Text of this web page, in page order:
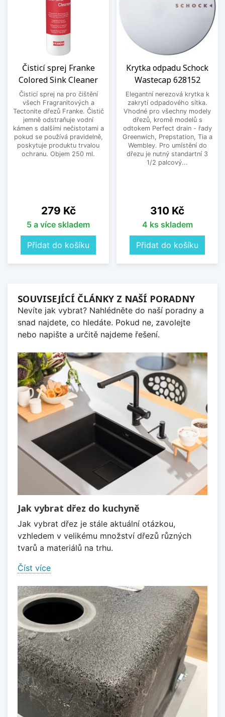
Čisticí sprej Franke
Colored Sink Cleaner
Čisticí sprej na pro čištění
všech Fragranitových a
Tectonite dřezů Franke. Čistič
jemně odstraňuje vodní
kámen s dalšími nečistotami a
pokud se používá pravidelně,
poskytuje produktu trvalou
ochranu. Objem 250 ml.
Cena
279 Kč
5 a více skladem
Přidat do košíku
Krytka odpadu Schock
Wastecap 628152
Elegantní nerezová krytka k
zakrytí odpadového sítka.
Vhodné pro všechny modely
dřezů, kromě modelů s
odtokem Perfect drain - řady
Greenwich, Prepstation, Tia a
Wembley. Pro umístění do
dřezu je nutný standartní 3
1/2 palcový...
Cena
310 Kč
4 ks skladem
Přidat do košíku
SOUVISEJÍCÍ ČLÁNKY Z NAŠÍ PORADNY
Nevíte jak vybrat? Nahlédněte do naší poradny a
snad najdete, co hledáte. Pokud ne, zavolejte
nebo napište a určitě najdeme řešení.
Jak vybrat dřez do kuchyně
Jak vybrat dřez je stále aktuální otázkou,
vzhledem v velikému množství dřezů různých
tvarů a materiálů na trhu.
Číst více